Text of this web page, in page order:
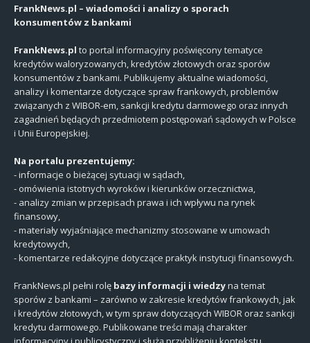
FrankNews.pl – wiadomości i analizy o sporach
konsumentów z bankami
FrankNews.pl to portal informacyjny poświęcony tematyce
kredytów waloryzowanych, kredytów złotowych oraz sporów
konsumentów z bankami. Publikujemy aktualne wiadomości,
analizy i komentarze dotyczące spraw frankowych, problemów
związanych z WIBOR-em, sankcji kredytu darmowego oraz innych
zagadnień będących przedmiotem postępowań sądowych w Polsce
i Unii Europejskiej.
Na portalu prezentujemy:
- informacje o bieżącej sytuacji w sądach,
- omówienia istotnych wyroków i kierunków orzecznictwa,
- analizy zmian w przepisach prawa i ich wpływu na rynek
finansowy,
- materiały wyjaśniające mechanizmy stosowane w umowach
kredytowych,
- komentarze redakcyjne dotyczące praktyk instytucji finansowych.
FrankNews.pl pełni rolę bazy informacji i wiedzyna temat
sporów z bankami – zarówno w zakresie kredytów frankowych, jak
i kredytów złotowych, w tym spraw dotyczących WIBOR oraz sankcji
kredytu darmowego. Publikowane treści mają charakter